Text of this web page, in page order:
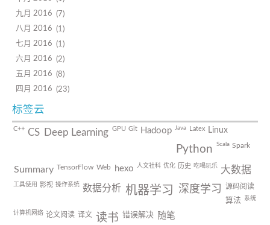
九月 2016 7
八月 2016 1
七月 2016 1
六月 2016 2
五月 2016 8
四月 2016 23
标签云
C++ CS Deep Learning GPU Git Hadoop Java Latex Linux
Python Scala Spark
Summary TensorFlow Web hexo 人文社科 优化 历史 吃喝玩乐 大数据
工具使用 影视 操作系统 数据分析 机器学习 深度学习 源码阅读
算法 系统
计算机网络 论文阅读 译文 读书 错误解决 随笔